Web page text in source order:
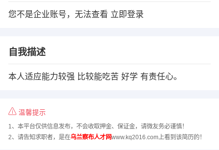
您不是企业账号，无法查看 立即登录
自我描述
本人适应能力较强 比较能吃苦 好学 有责任心。
温馨提示
1、本平台仅供信息发布，不会收取押金、保证金，请微友务必谨慎！
2、请告知求职者，是在乌兰察布人才网www.kq2016.com上看到该简历的！